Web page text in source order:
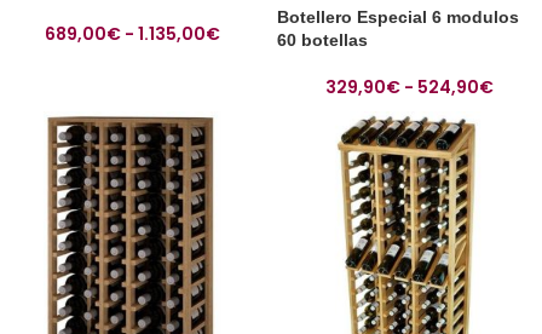
689,00€ - 1.135,00€
Botellero Especial 6 modulos
60 botellas
329,90€ - 524,90€